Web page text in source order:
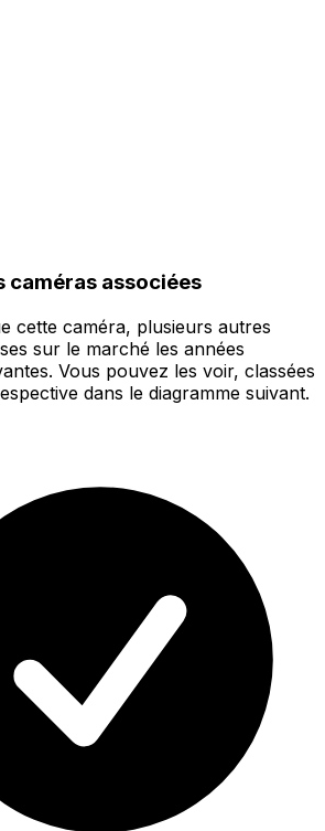
caméras associées
cette caméra, plusieurs autres
sur le marché les années
Vous pouvez les voir, classées
dans le diagramme suivant.